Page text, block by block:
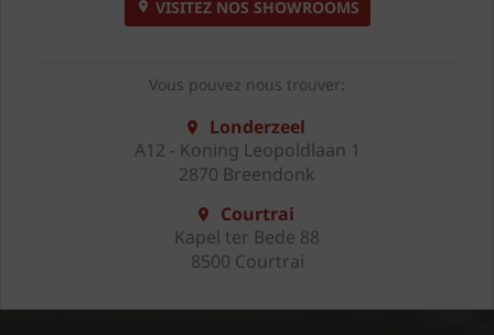
VISITEZ NOS SHOWROOMS
Vous pouvez nous trouver:
Londerzeel
A12 - Koning Leopoldlaan 1
2870 Breendonk
Courtrai
Kapel ter Bede 88
8500 Courtrai